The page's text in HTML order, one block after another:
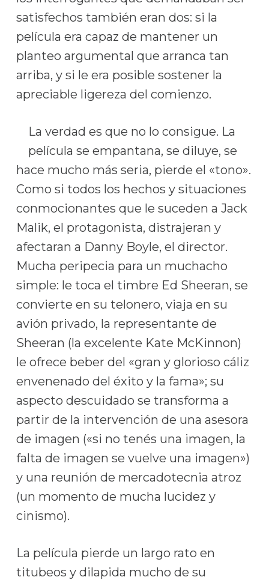
satisfechos también eran dos: si la
película era capaz de mantener un
planteo argumental que arranca tan
arriba, y si le era posible sostener la
apreciable ligereza del comienzo.
La verdad es que no lo consigue. La
película se empantana, se diluye, se
hace mucho más seria, pierde el «tono».
Como si todos los hechos y situaciones
conmocionantes que le suceden a Jack
Malik, el protagonista, distrajeran y
afectaran a Danny Boyle, el director.
Mucha peripecia para un muchacho
simple: le toca el timbre Ed Sheeran, se
convierte en su telonero, viaja en su
avión privado, la representante de
Sheeran (la excelente Kate McKinnon)
le ofrece beber del «gran y glorioso cáliz
envenenado del éxito y la fama»; su
aspecto descuidado se transforma a
partir de la intervención de una asesora
de imagen («si no tenés una imagen, la
falta de imagen se vuelve una imagen»)
y una reunión de mercadotecnia atroz
(un momento de mucha lucidez y
cinismo).
La película pierde un largo rato en
titubeos y dilapida mucho de su